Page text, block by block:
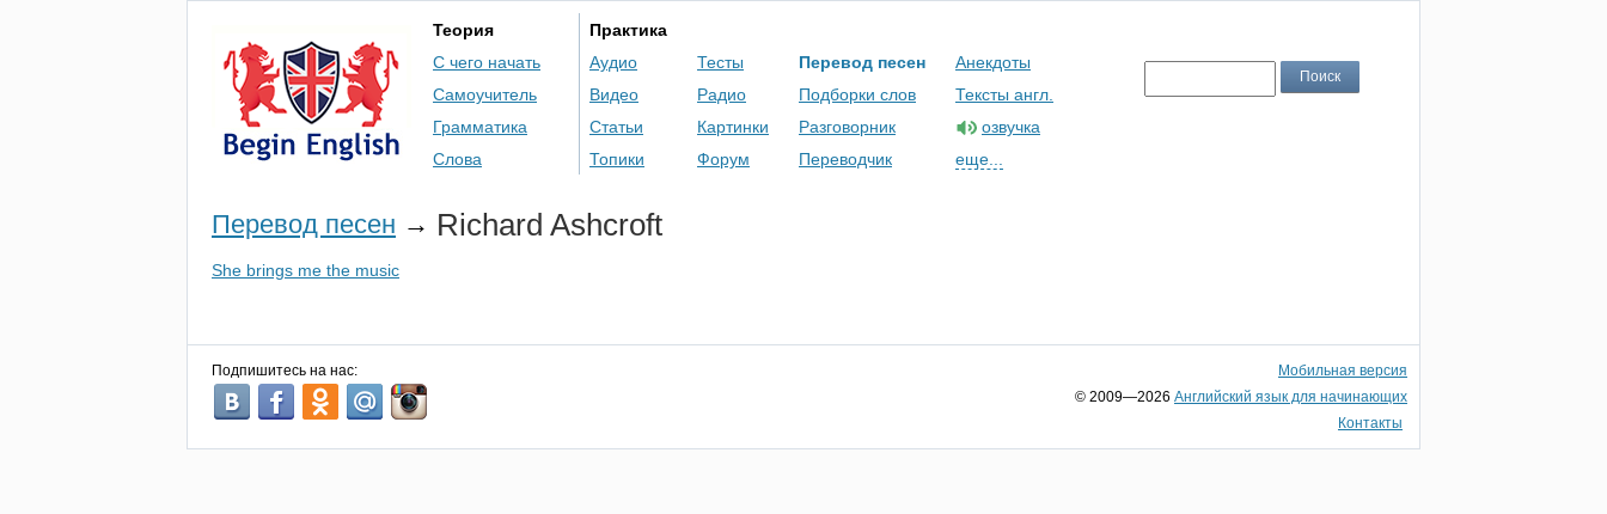
Теория
С чего начать
Самоучитель
Грамматика
Слова
Практика
Аудио
Видео
Статьи
Топики
Тесты
Радио
Картинки
Форум
Перевод песен
Подборки слов
Разговорник
Переводчик
Анекдоты
Тексты англ.
озвучка
еще...
Перевод песен → Richard Ashcroft
She brings me the music
Подпишитесь на нас:
Мобильная версия
© 2009—2026 Английский язык для начинающих
Контакты